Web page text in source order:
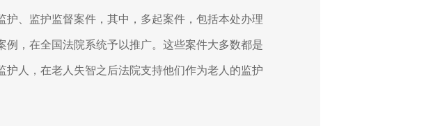
、监护监督案件，其中，多起案件，包括本处办理
，在全国法院系统予以推广。这些案件大多数都是
人，在老人失智之后法院支持他们作为老人的监护